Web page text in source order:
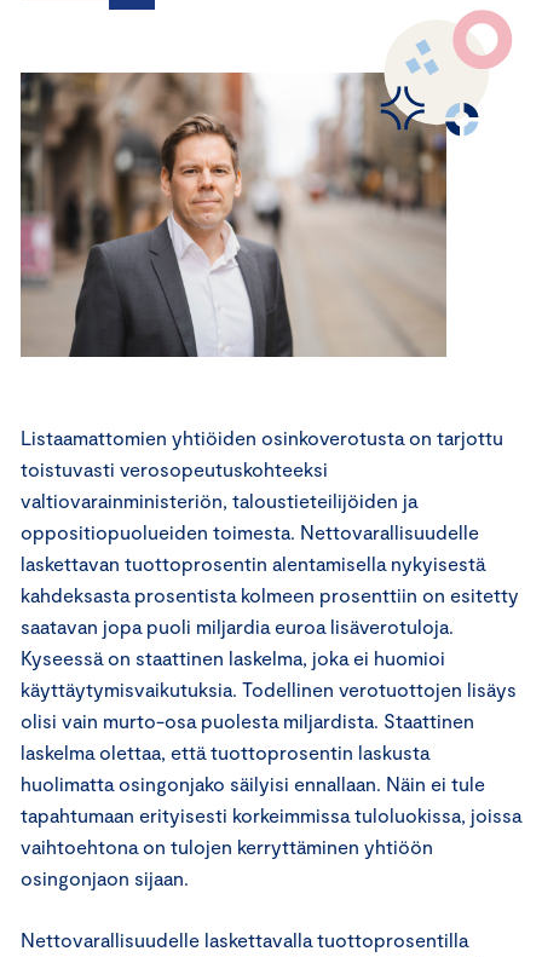
Listaamattomien yhtiöiden osinkoverotusta on tarjottu
toistuvasti verosopeutuskohteeksi
valtiovarainministeriön, taloustieteilijöiden ja
oppositiopuolueiden toimesta. Nettovarallisuudelle
laskettavan tuottoprosentin alentamisella nykyisestä
kahdeksasta prosentista kolmeen prosenttiin on esitetty
saatavan jopa puoli miljardia euroa lisäverotuloja.
Kyseessä on staattinen laskelma, joka ei huomioi
käyttäytymisvaikutuksia. Todellinen verotuottojen lisäys
olisi vain murto-osa puolesta miljardista. Staattinen
laskelma olettaa, että tuottoprosentin laskusta
huolimatta osingonjako säilyisi ennallaan. Näin ei tule
tapahtumaan erityisesti korkeimmissa tuloluokissa, joissa
vaihtoehtona on tulojen kerryttäminen yhtiöön
osingonjaon sijaan.
Nettovarallisuudelle laskettavalla tuottoprosentilla